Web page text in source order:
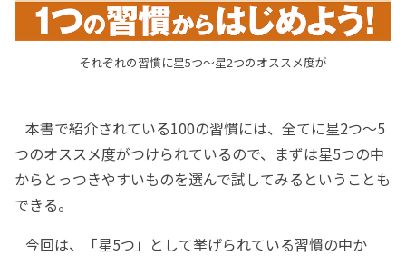
それぞれの習慣に星5つ～星2つのオススメ度が
本書で紹介されている100の習慣には、全てに星2つ～5
つのオススメ度がつけられているので、まずは星5つの中
からとっつきやすいものを選んで試してみるということも
できる。
今回は、「星5つ」として挙げられている習慣の中か